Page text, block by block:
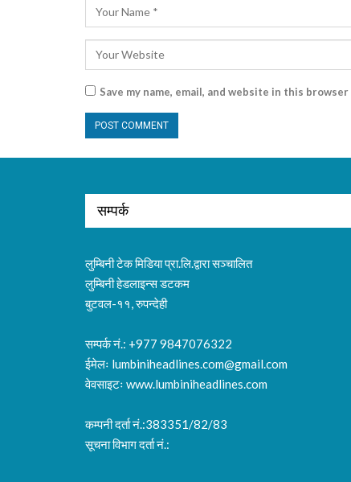
Save my name, email, and website in this
सम्पर्क
लुम्बिनी टेक मिडिया प्रा.लि.द्वारा सञ्चालित
लुम्बिनी हेडलाइन्स डटकम
बुटवल-११, रुपन्देही
सम्पर्क नं.: +977 9847076322
ईमेलः lumbiniheadlines.com@gmail.com
वेवसाइटः www.lumbiniheadlines.com
कम्पनी दर्ता नं.:383351/82/83
सूचना विभाग दर्ता नं.: